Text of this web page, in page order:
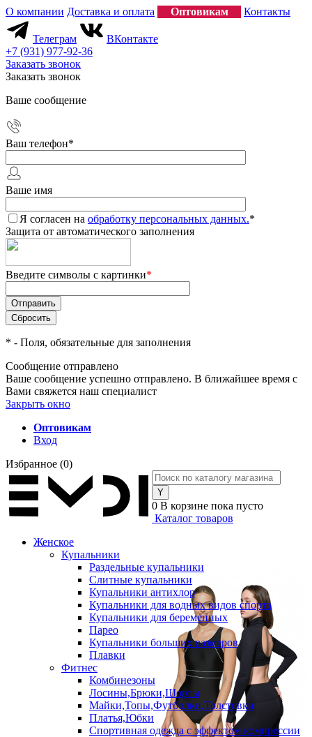
О компании Доставка и оплата Оптовикам Контакты
Телеграм
ВКонтакте
+7 (931) 977-92-36
Заказать звонок
Заказать звонок
Ваше сообщение
Ваш телефон*
Ваше имя
Я согласен на обработку персональных данных.*
Защита от автоматического заполнения
Введите символы с картинки*
* - Поля, обязательные для заполнения
Сообщение отправлено
Ваше сообщение успешно отправлено. В ближайшее время с
Вами свяжется наш специалист
Закрыть окно
Оптовикам
Вход
Избранное (0)
0 В корзине пока пусто
Каталог товаров
Женское
Купальники
Раздельные купальники
Слитные купальники
Купальники антихлор
Купальники для водных видов спорта
Купальники для беременных
Парео
Купальники больших размеров
Плавки
Фитнес
Комбинезоны
Лосины,Брюки,Шорты
Майки,Топы,Футболки,Толстовки
Платья,Юбки
Спортивная одежда с эффектом компрессии